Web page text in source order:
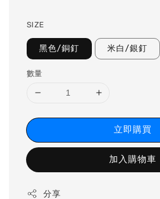
SIZE
黑色/銅釘 米白/銀釘
數量
立即購買
加入購物車
分享